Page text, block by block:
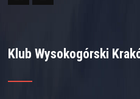
Klub Wysokogórski